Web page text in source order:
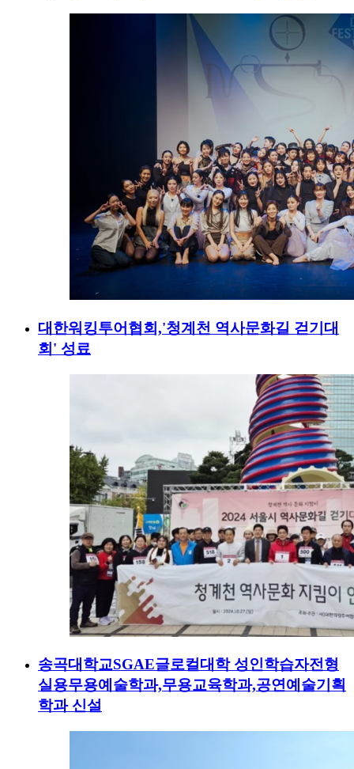
대한워킹투어협회,'청계천 역사문화길 걷기대
회' 성료
송곡대학교SGAE글로컬대학 성인학습자전형
실용무용예술학과,무용교육학과,공연예술기획
학과 신설